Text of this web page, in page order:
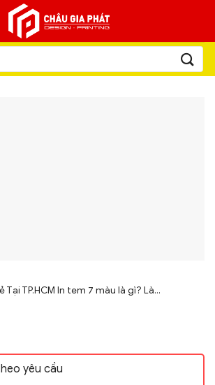
Tại TP.HCM In tem 7 màu là gì? Là...
yêu cầu